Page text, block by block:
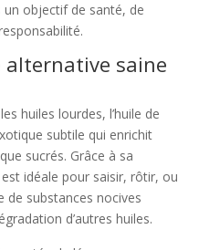
objectif de santé, de
alternative saine
huiles lourdes, l’huile de
subtile qui enrichit
sucrés. Grâce à sa
idéale pour saisir, rôtir, ou
de substances nocives
d’autres huiles.